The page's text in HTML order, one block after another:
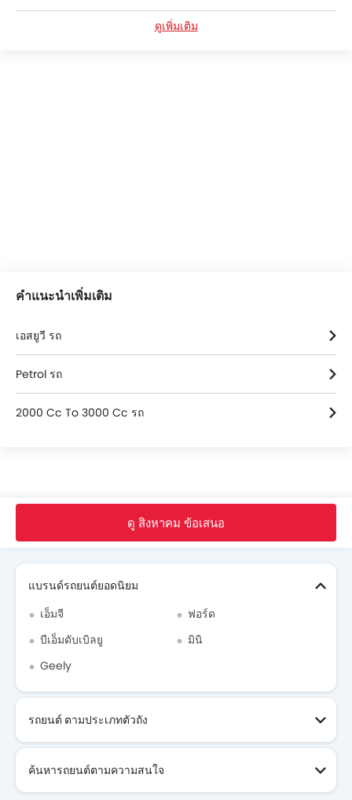
ดูเพิ่มเติม
คำแนะนำเพิ่มเติม
เอสยูวี รถ
Petrol รถ
2000 Cc To 3000 Cc รถ
ดู สิงหาคม ข้อเสนอ
Search Other รถยนต์
แบรนด์รถยนต์ยอดนิยม
เอ็มจี
ฟอร์ด
บีเอ็มดับเบิลยู
มินิ
Geely
รถยนต์ ตามประเภทตัวถัง
ค้นหารถยนต์ตามความสนใจ